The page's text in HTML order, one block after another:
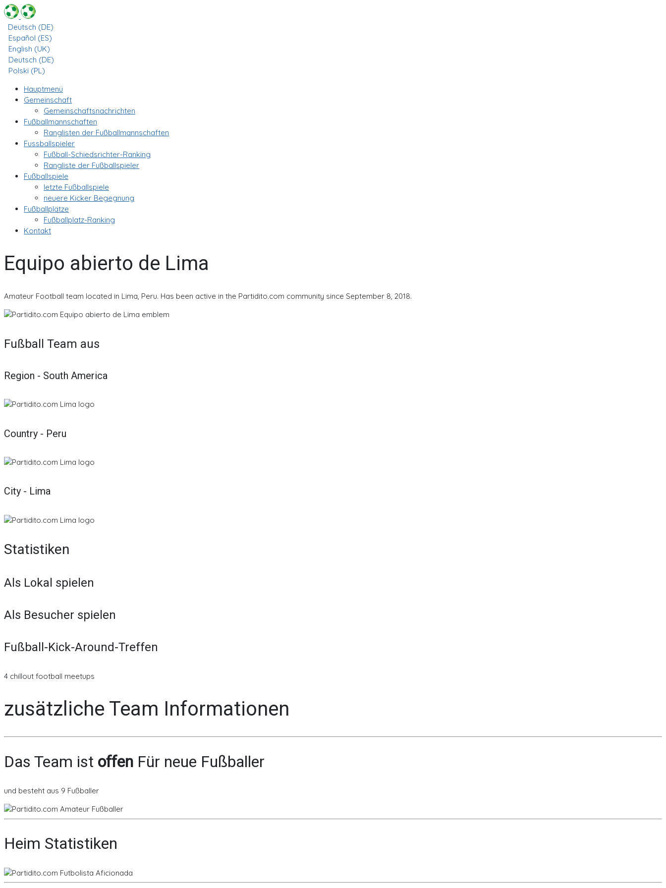
Deutsch (DE)
Español (ES)
English (UK)
Deutsch (DE)
Polski (PL)
Hauptmenü
Gemeinschaft
Gemeinschaftsnachrichten
Fußballmannschaften
Ranglisten der Fußballmannschaften
Fussballspieler
Fußball-Schiedsrichter-Ranking
Rangliste der Fußballspieler
Fußballspiele
letzte Fußballspiele
neuere Kicker Begegnung
Fußballplätze
Fußballplatz-Ranking
Kontakt
Equipo abierto de Lima
Amateur Football team located in Lima, Peru. Has been active in the Partidito.com community since September 8, 2018.
Fußball Team aus
Region - South America
Country - Peru
City - Lima
Statistiken
Als Lokal spielen
Als Besucher spielen
Fußball-Kick-Around-Treffen
4 chillout football meetups
zusätzliche Team Informationen
Das Team ist offen Für neue Fußballer
und besteht aus 9 Fußballer
Heim Statistiken